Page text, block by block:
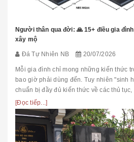
Người thân qua đời: 🙏 15+ điều gia
xây mộ
Đá Tự Nhiên NB 20/07/2026
Mỗi gia đình chỉ mong những kiến thức
bao giờ phải dùng đến. Tuy nhiên "sinh
chuẩn bị đầy đủ kiến thức về các thủ
phầ...
[Đọc tiếp...]